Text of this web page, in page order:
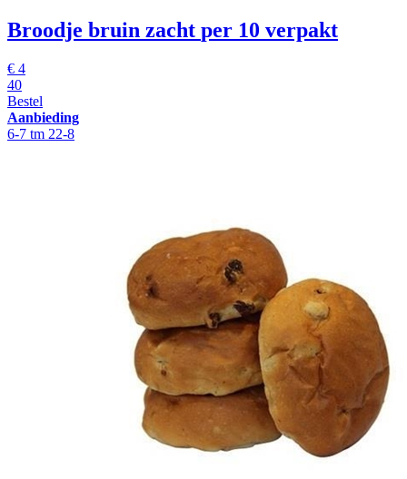
Broodje bruin zacht per 10 verpakt
€ 4
40
Bestel
Aanbieding
6-7 tm 22-8